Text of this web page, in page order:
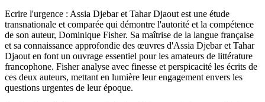
Ecrire l'urgence : Assia Djebar et Tahar Djaout est une étude
transnationale et comparée qui démontre l'autorité et la compétence
de son auteur, Dominique Fisher. Sa maîtrise de la langue française
et sa connaissance approfondie des œuvres d'Assia Djebar et Tahar
Djaout en font un ouvrage essentiel pour les amateurs de littérature
francophone. Fisher analyse avec finesse et perspicacité les écrits de
ces deux auteurs, mettant en lumière leur engagement envers les
questions urgentes de leur époque.